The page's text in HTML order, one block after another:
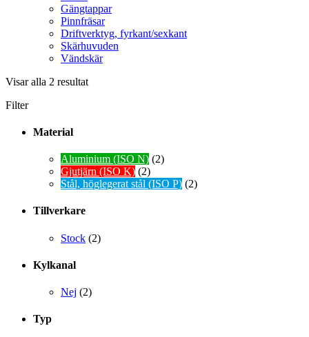
Gängtappar
Pinnfräsar
Driftverktyg, fyrkant/sexkant
Skärhuvuden
Vändskär
Visar alla 2 resultat
Filter
Material
Aluminium (ISO N) (2)
Gjutjärn (ISO K) (2)
Stål, höglegerat stål (ISO P) (2)
Tillverkare
Stock (2)
Kylkanal
Nej (2)
Typ